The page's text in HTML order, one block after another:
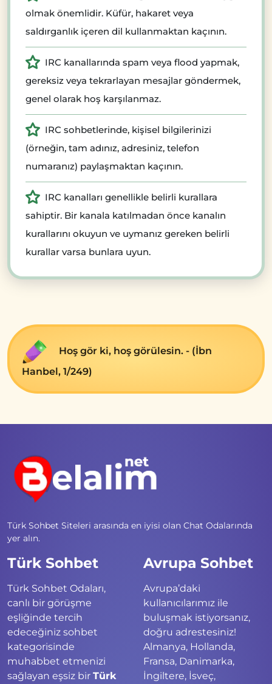
olmak önemlidir. Küfür, hakaret veya
saldırganlık içeren dil kullanmaktan kaçının.
IRC kanallarında spam veya flood yapmak,
gereksiz veya tekrarlayan mesajlar göndermek,
genel olarak hoş karşılanmaz.
IRC sohbetlerinde, kişisel bilgilerinizi
(örneğin, tam adınız, adresiniz, telefon
numaranız) paylaşmaktan kaçının.
IRC kanalları genellikle belirli kurallara
sahiptir. Bir kanala katılmadan önce kanalın
kurallarını okuyun ve uymanız gereken belirli
kurallar varsa bunlara uyun.
Hoş gör ki, hoş görülesin. - (İbn
Hanbel, 1/249)
Türk Sohbet Siteleri arasında en iyisi olan Chat Odalarında
yer alın.
Türk Sohbet
Türk Sohbet Odaları,
canlı bir görüşme
eşliğinde tercih
edeceğiniz sohbet
kategorisinde
muhabbet etmenizi
sağlayan eşsiz bir Türk
Avrupa Sohbet
Avrupa’daki
kullanıcılarımız ile
buluşmak istiyorsanız,
doğru adrestesiniz!
Almanya, Hollanda,
Fransa, Danimarka,
İngiltere, İsveç,